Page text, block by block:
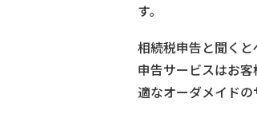
す。
相続税申告と聞く
申告サービスはお
適なオーダメイドの